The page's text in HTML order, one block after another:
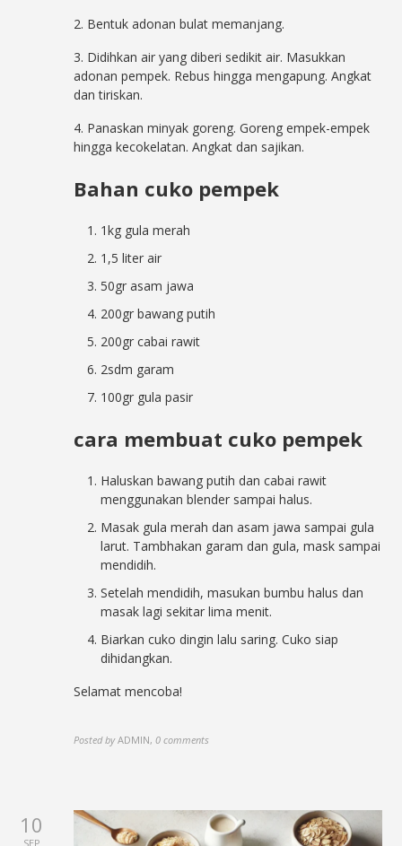
2. Bentuk adonan bulat memanjang.
3. Didihkan air yang diberi sedikit air. Masukkan
adonan pempek. Rebus hingga mengapung. Angkat
dan tiriskan.
4. Panaskan minyak goreng. Goreng empek-empek
hingga kecokelatan. Angkat dan sajikan.
Bahan cuko pempek
1kg gula merah
1,5 liter air
50gr asam jawa
200gr bawang putih
200gr cabai rawit
2sdm garam
100gr gula pasir
cara membuat cuko pempek
Haluskan bawang putih dan cabai rawit
menggunakan blender sampai halus.
Masak gula merah dan asam jawa sampai gula
larut. Tambhakan garam dan gula, mask sampai
mendidih.
Setelah mendidih, masukan bumbu halus dan
masak lagi sekitar lima menit.
Biarkan cuko dingin lalu saring. Cuko siap
dihidangkan.
Selamat mencoba!
Posted by ADMIN,0 comments
10
SEP